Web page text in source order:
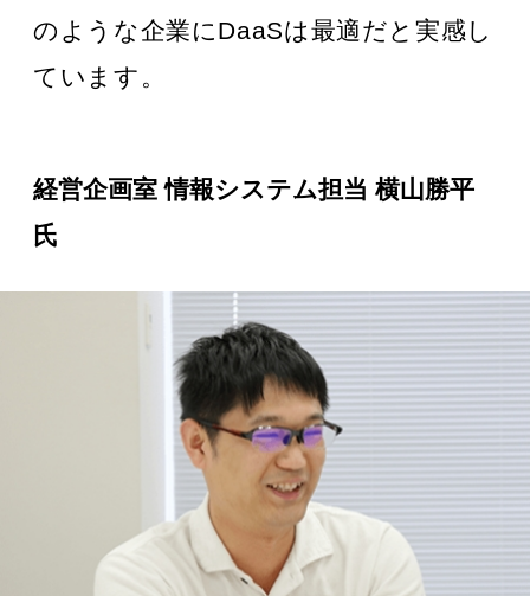
のような企業にDaaSは最適だと実感し
ています。
経営企画室 情報システム担当 横山勝平
氏